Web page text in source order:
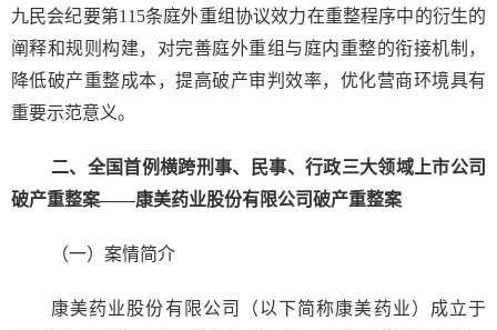
九民会纪要第115条庭外重组协议效力在重整程序中的衍生的
阐释和规则构建，对完善庭外重组与庭内重整的衔接机制，
降低破产重整成本，提高破产审判效率，优化营商环境具有
重要示范意义。
二、全国首例横跨刑事、民事、行政三大领域上市公司
破产重整案——康美药业股份有限公司破产重整案
（一）案情简介
康美药业股份有限公司（以下简称康美药业）成立于